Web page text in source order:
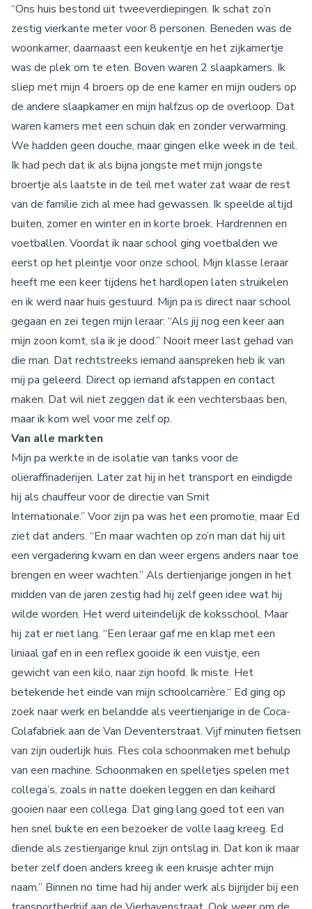
“Ons huis bestond uit tweeverdiepingen. Ik schat zo’n
zestig vierkante meter voor 8 personen. Beneden was de
woonkamer, daarnaast een keukentje en het zijkamertje
was de plek om te eten. Boven waren 2 slaapkamers. Ik
sliep met mijn 4 broers op de ene kamer en mijn ouders op
de andere slaapkamer en mijn halfzus op de overloop. Dat
waren kamers met een schuin dak en zonder verwarming.
We hadden geen douche, maar gingen elke week in de teil.
Ik had pech dat ik als bijna jongste met mijn jongste
broertje als laatste in de teil met water zat waar de rest
van de familie zich al mee had gewassen. Ik speelde altijd
buiten, zomer en winter en in korte broek. Hardrennen en
voetballen. Voordat ik naar school ging voetbalden we
eerst op het pleintje voor onze school. Mijn klasse leraar
heeft me een keer tijdens het hardlopen laten struikelen
en ik werd naar huis gestuurd. Mijn pa is direct naar school
gegaan en zei tegen mijn leraar: “Als jij nog een keer aan
mijn zoon komt, sla ik je dood.” Nooit meer last gehad van
die man. Dat rechtstreeks iemand aanspreken heb ik van
mij pa geleerd. Direct op iemand afstappen en contact
maken. Dat wil niet zeggen dat ik een vechtersbaas ben,
maar ik kom wel voor me zelf op.
Van alle markten
Mijn pa werkte in de isolatie van tanks voor de
olieraffinaderijen. Later zat hij in het transport en eindigde
hij als chauffeur voor de directie van Smit
Internationale.” Voor zijn pa was het een promotie, maar Ed
ziet dat anders. “En maar wachten op zo’n man dat hij uit
een vergadering kwam en dan weer ergens anders naar toe
brengen en weer wachten.” Als dertienjarige jongen in het
midden van de jaren zestig had hij zelf geen idee wat hij
wilde worden. Het werd uiteindelijk de koksschool. Maar
hij zat er niet lang. “Een leraar gaf me en klap met een
liniaal gaf en in een reflex gooide ik een vuistje, een
gewicht van een kilo, naar zijn hoofd. Ik miste. Het
betekende het einde van mijn schoolcarrière.“ Ed ging op
zoek naar werk en belandde als veertienjarige in de Coca-
Colafabriek aan de Van Deventerstraat. Vijf minuten fietsen
van zijn ouderlijk huis. Fles cola schoonmaken met behulp
van een machine. Schoonmaken en spelletjes spelen met
collega’s, zoals in natte doeken leggen en dan keihard
gooien naar een collega. Dat ging lang goed tot een van
hen snel bukte en een bezoeker de volle laag kreeg. Ed
diende als zestienjarige knul zijn ontslag in. Dat kon ik maar
beter zelf doen anders kreeg ik een kruisje achter mijn
naam.” Binnen no time had hij ander werk als bijrijder bij een